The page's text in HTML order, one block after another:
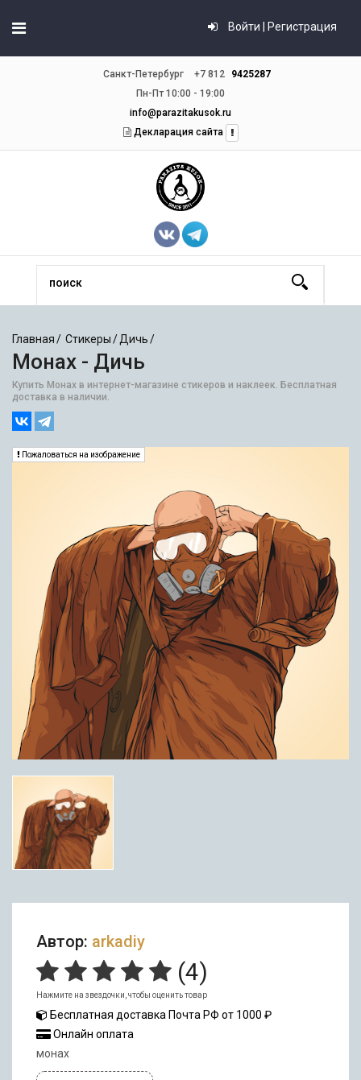
Войти | Регистрация
Санкт-Петербург +7 812
9425287
Пн-Пт 10:00 - 19:00
info@parazitakusok.ru
Декларация сайта
Главная Стикеры Дичь
Монах - Дичь
Купить Монах в интернет-магазине стикеров и наклеек. Бесплатная
доставка в наличии.
Пожаловаться на изображение
Автор: arkadiy
(4)
Нажмите на звездочки, чтобы оценить товар
Бесплатная доставка Почта РФ от 1000 ₽
Онлайн оплата
монах